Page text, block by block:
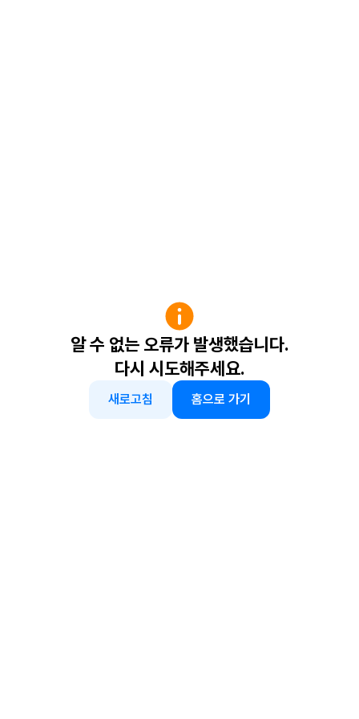
알 수 없는 오류가 발생했습니다.
다시 시도해주세요.
새로고침 홈으로 가기